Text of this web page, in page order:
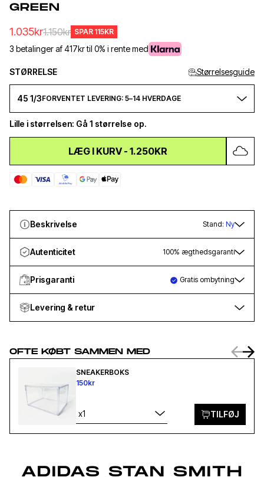
GREEN
1.035kr1.150kr SPAR 115KR
3 betalinger af 417kr til 0% i rente med
STØRRELSE Størrelsesguide
45 1/3FORVENTET LEVERING: 5–14 HVERDAGE
Lille i størrelsen: Gå 1 størrelse op.
LÆG I KURV - 1.250KR
Beskrivelse Stand: Ny
Autenticitet 100% ægthedsgaranti
Prisgaranti Gratis ombytning
Levering & retur
OFTE KØBT SAMMEN MED
SNEAKERBOKS
150kr
x1 TILFØJ
ADIDAS STAN SMITH